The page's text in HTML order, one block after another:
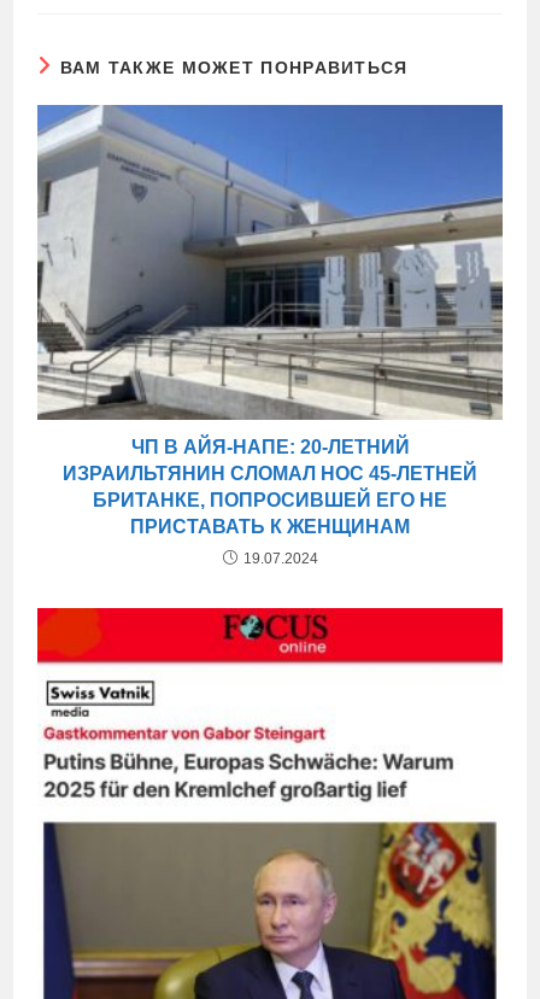
ВАМ ТАКЖЕ МОЖЕТ ПОНРАВИТЬСЯ
ЧП В АЙЯ-НАПЕ: 20-ЛЕТНИЙ
ИЗРАИЛЬТЯНИН СЛОМАЛ НОС 45-ЛЕТНЕЙ
БРИТАНКЕ, ПОПРОСИВШЕЙ ЕГО НЕ
ПРИСТАВАТЬ К ЖЕНЩИНАМ
19.07.2024